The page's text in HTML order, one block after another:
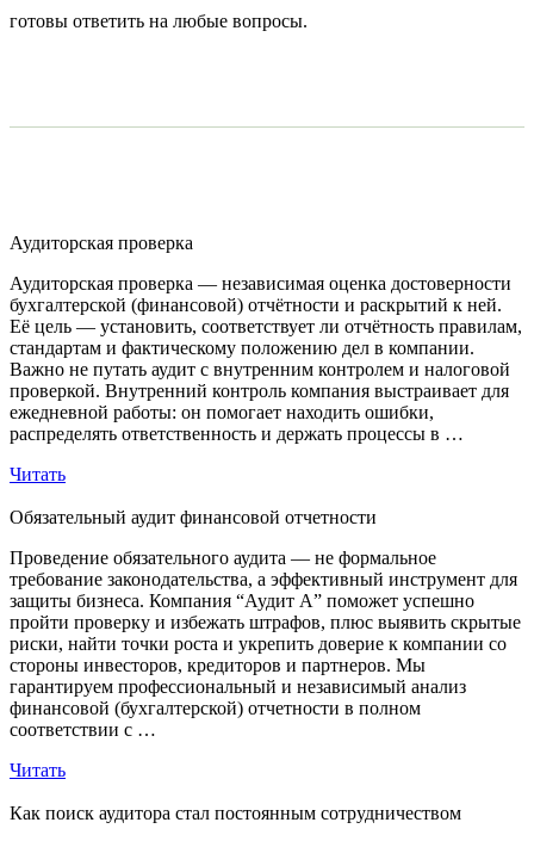
готовы ответить на любые вопросы.
Аудиторская проверка
Аудиторская проверка — независимая оценка достоверности
бухгалтерской (финансовой) отчётности и раскрытий к ней.
Её цель — установить, соответствует ли отчётность правилам,
стандартам и фактическому положению дел в компании.
Важно не путать аудит с внутренним контролем и налоговой
проверкой. Внутренний контроль компания выстраивает для
ежедневной работы: он помогает находить ошибки,
распределять ответственность и держать процессы в …
Читать
Обязательный аудит финансовой отчетности
Проведение обязательного аудита — не формальное
требование законодательства, а эффективный инструмент для
защиты бизнеса. Компания “Аудит А” поможет успешно
пройти проверку и избежать штрафов, плюс выявить скрытые
риски, найти точки роста и укрепить доверие к компании со
стороны инвесторов, кредиторов и партнеров. Мы
гарантируем профессиональный и независимый анализ
финансовой (бухгалтерской) отчетности в полном
соответствии с …
Читать
Как поиск аудитора стал постоянным сотрудничеством